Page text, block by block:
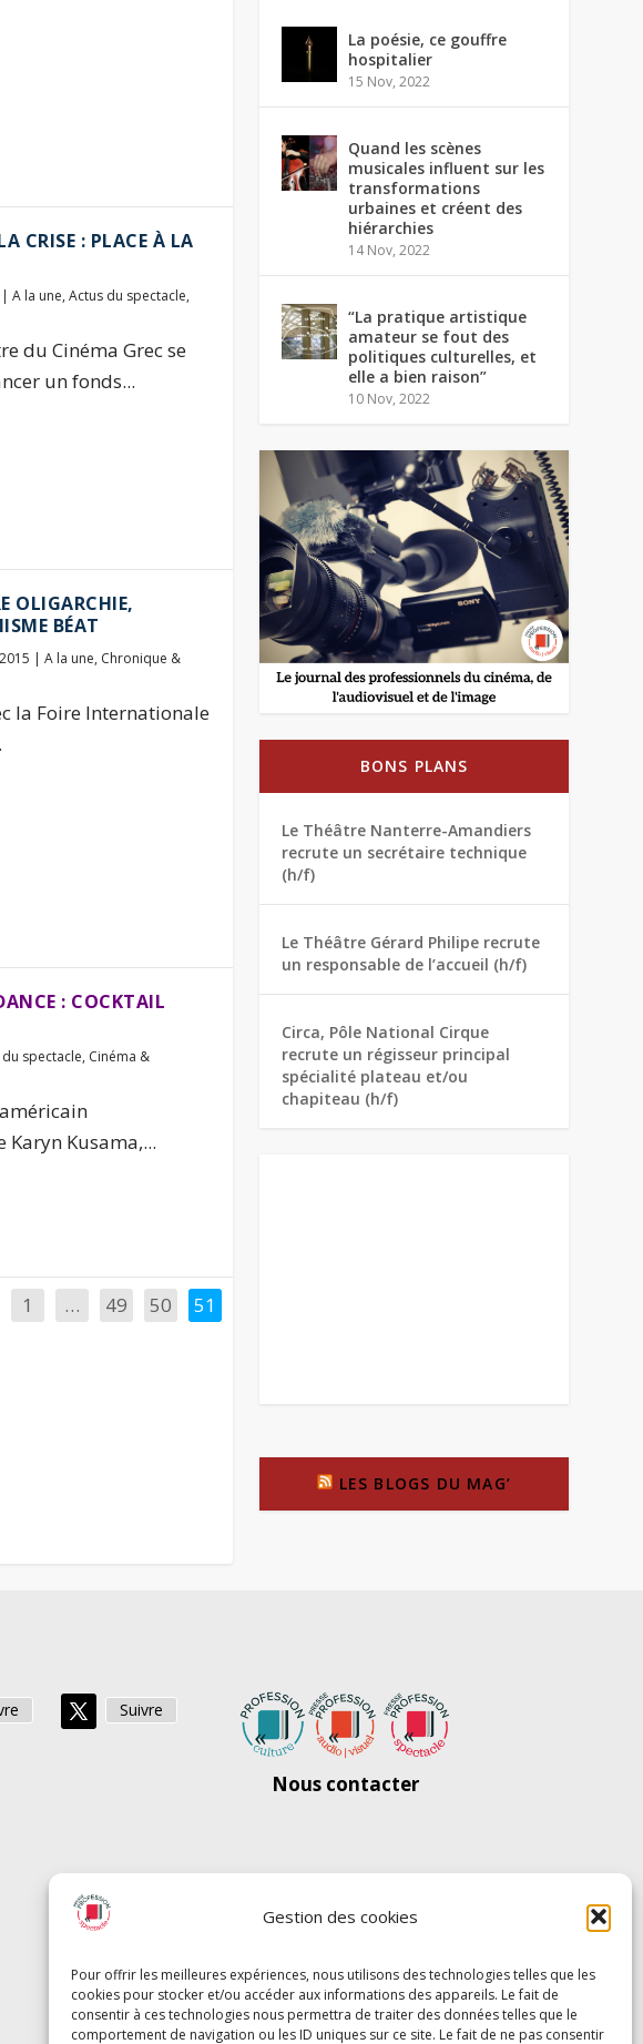
Gestion des cookies
Pour offrir les meilleures expériences, nous utilisons des technologies telles que les
cookies pour stocker et/ou accéder aux informations des appareils. Le fait de
consentir à ces technologies nous permettra de traiter des données telles que le
comportement de navigation ou les ID uniques sur ce site. Le fait de ne pas consentir
CRISE : PLACE À LA
| A la une, Actus du spectacle,
du Cinéma Grec se
un fonds...
OLIGARCHIE,
BÉAT
| A la une, Chronique &
la Foire Internationale
: COCKTAIL
spectacle, Cinéma &
Kusama,...
1 … 49 50 51
La poésie, ce gouffre
hospitalier
15 Nov, 2022
Quand les scènes
musicales influent sur les
transformations
urbaines et créent des
hiérarchies
14 Nov, 2022
“La pratique artistique
amateur se fout des
politiques culturelles, et
elle a bien raison”
10 Nov, 2022
BONS PLANS
Le Théâtre Nanterre-Amandiers
recrute un secrétaire technique
(h/f)
Le Théâtre Gérard Philipe recrute
un responsable de l’accueil (h/f)
Circa, Pôle National Cirque
recrute un régisseur principal
spécialité plateau et/ou
chapiteau (h/f)
LES BLOGS DU MAG’
Suivre
Nous contacter